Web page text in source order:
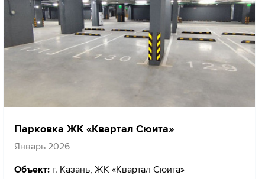
Парковка ЖК «Квартал Сюита»
Январь 2026
Объект: г. Казань, ЖК «Квартал Сюита»